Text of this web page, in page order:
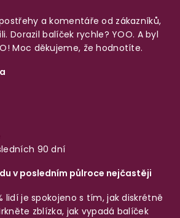
a komentáře od zákazníků,
Dorazil balíček rychle? YOO. A byl
Moc děkujeme, že hodnotíte.
90 dní
v posledním půlroce nejčastěji
lidí je spokojeno s tím, jak diskrétně
zblízka, jak vypadá balíček